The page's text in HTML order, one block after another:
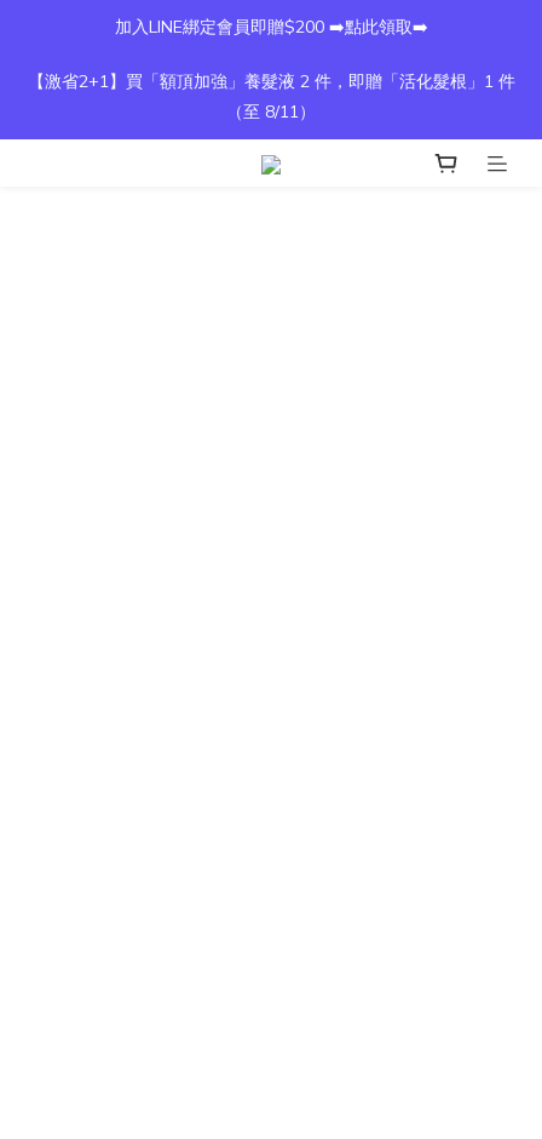
加入LINE綁定會員即贈$200 ➡️點此領取➡️
【激省2+1】買「額頂加強」養髮液 2 件，即贈「活化髮根」1 件
（至 8/11）